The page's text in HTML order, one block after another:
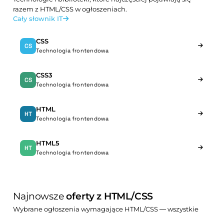
razem z HTML/CSS w ogłoszeniach.
Cały słownik IT
CS
CSS
Technologia frontendowa
CS
CSS3
Technologia frontendowa
HT
HTML
Technologia frontendowa
HT
HTML5
Technologia frontendowa
Najnowszeoferty z HTML/CSS
Wybrane ogłoszenia wymagające HTML/CSS — wszystkie